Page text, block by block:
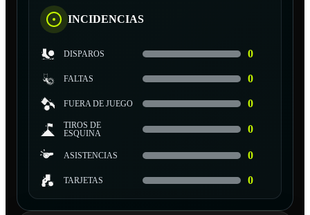
INCIDENCIAS
DISPAROS 0
FALTAS 0
FUERA DE JUEGO 0
TIROS DE
ESQUINA
0
ASISTENCIAS 0
TARJETAS 0